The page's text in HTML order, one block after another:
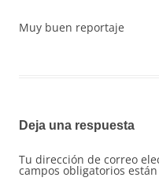
Muy buen reportaje
Deja una respuesta
Tu dirección de correo
campos obligatorios